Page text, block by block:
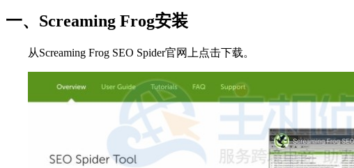
一、Screaming Frog安装
从Screaming Frog SEO Spider官网上点击下载。